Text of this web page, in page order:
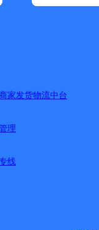
家发货物流中台
理
线
中通快递(5)
,芜湖市,